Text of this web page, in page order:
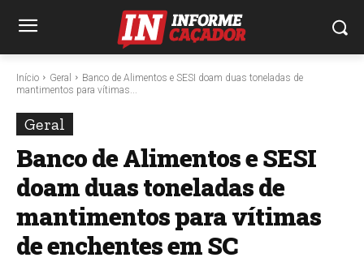
Início Geral
Banco de Alimentos e SESI doam duas toneladas de
mantimentos para vítimas...
Geral
Banco de Alimentos e SESI
doam duas toneladas de
mantimentos para vítimas
de enchentes em SC